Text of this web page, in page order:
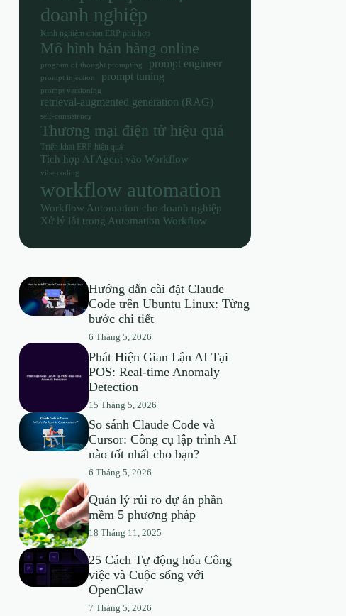
doanh nghiệp
Kinh nghiệm chọn ERP phù hợp
Mô hình bán hàng online
program of thought prompting prompt engineer
prompt injection prompt tuning
prompt versioning
retrieval-augmented generation (RAG)
self-consistency
Thương mại điện tử hiệu quả
Triển khai ERP hiệu quả
Tích hợp AI Agent vào Workflow
vibe coding
workflow automation
Workflow Automation cho doanh nghiệp
Xử lý lỗi trong Automation Workflow
Hướng dẫn cài đặt Claude
Code trên Ubuntu Linux: Từng
bước chi tiết
6 Tháng 5, 2026
Phát Hiện Gian Lận AI Tại
POS: Real-time Anomaly
Detection
15 Tháng 5, 2026
So sánh Claude Code và
Cursor: Công cụ lập trình AI
nào tốt nhất cho bạn?
6 Tháng 5, 2026
Quản lý rủi ro dự án phần
mềm 5 phương pháp
18 Tháng 11, 2025
25 Cách Tự động hóa Công
việc và Cuộc sống với
OpenClaw
7 Tháng 5, 2026